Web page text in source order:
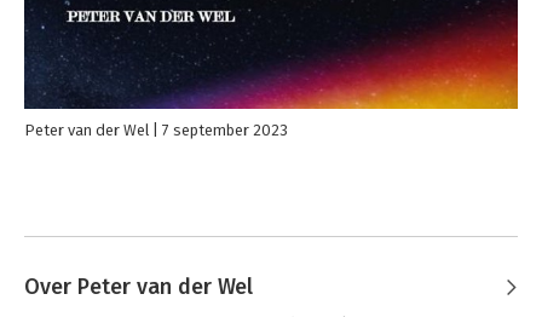
Peter van der Wel 7 september 2023
Over Peter van der Wel